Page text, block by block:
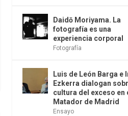
Daidō Moriyama. La
fotografía es una
experiencia corporal
Fotografía
Luis de León Barga e
Ezkerra dialogan
cultura del exceso en
Matador de Madrid
Ensayo